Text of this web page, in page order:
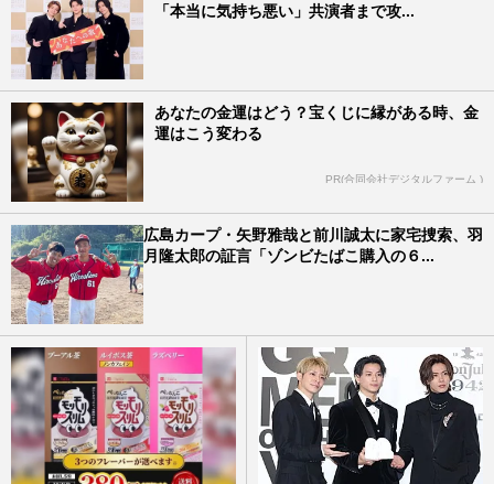
「本当に気持ち悪い」共演者まで攻...
あなたの金運はどう？宝くじに縁がある時、金
運はこう変わる
PR(合同会社デジタルファーム )
広島カープ・矢野雅哉と前川誠太に家宅捜索、羽
月隆太郎の証言「ゾンビたばこ購入の６...